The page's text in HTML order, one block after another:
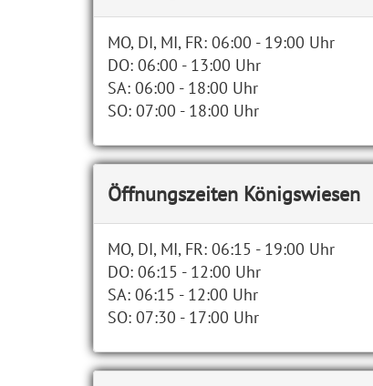
MO, DI, MI, FR: 06:00 - 19:00 Uhr
DO: 06:00 - 13:00 Uhr
SA: 06:00 - 18:00 Uhr
SO: 07:00 - 18:00 Uhr
Öffnungszeiten Königswiesen
MO, DI, MI, FR: 06:15 - 19:00 Uhr
DO: 06:15 - 12:00 Uhr
SA: 06:15 - 12:00 Uhr
SO: 07:30 - 17:00 Uhr